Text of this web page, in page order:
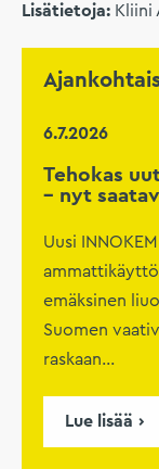
Lisätietoja: Kliini
6.7.2026
Tehokas
– nyt
Uusi
emäksinen
Suomen
raskaan...
Lue lisää